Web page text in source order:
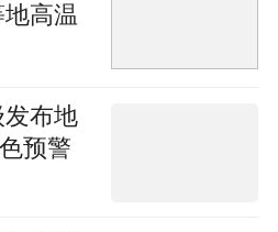
高温
布地
预警